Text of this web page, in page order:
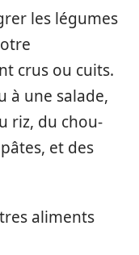
les légumes
crus ou cuits.
à une salade,
riz, du chou-
et des
aliments